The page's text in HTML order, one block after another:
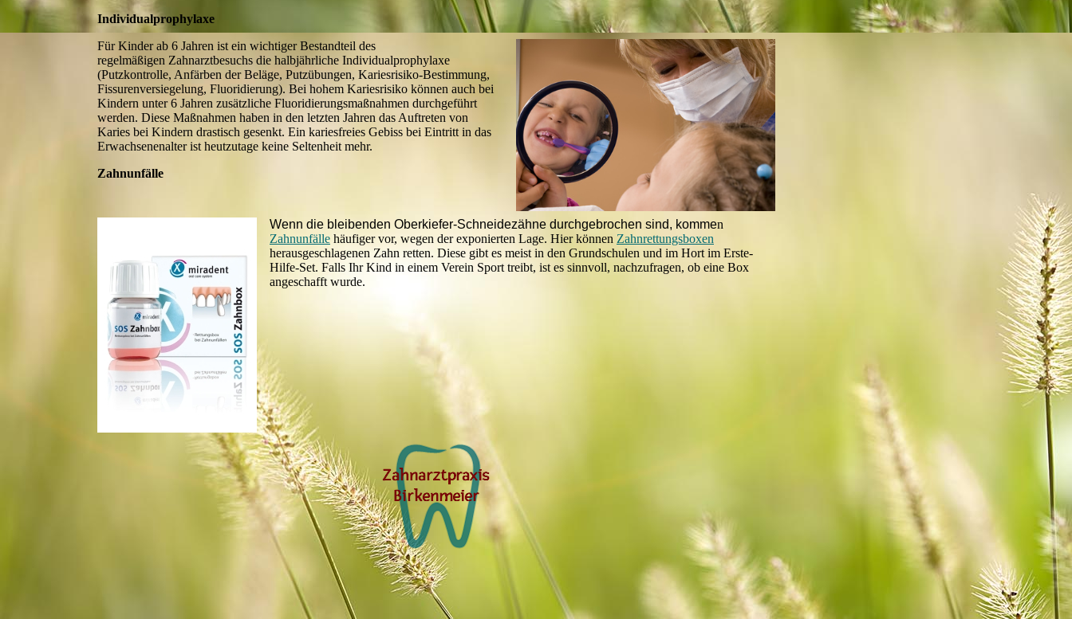
Individualprophylaxe
Für Kinder ab 6 Jahren ist ein wichtiger Bestandteil des
regelmäßigen Zahnarztbesuchs die halbjährliche Individualprophylaxe
(Putzkontrolle, Anfärben der Beläge, Putzübungen, Kariesrisiko-Bestimmung,
Fissurenversiegelung, Fluoridierung). Bei hohem Kariesrisiko können auch bei
Kindern unter 6 Jahren zusätzliche Fluoridierungsmaßnahmen durchgeführt
werden. Diese Maßnahmen haben in den letzten Jahren das Auftreten von
Karies bei Kindern drastisch gesenkt. Ein kariesfreies Gebiss bei Eintritt in das
Erwachsenenalter ist heutzutage keine Seltenheit mehr.
Zahnunfälle
Wenn die bleibenden Oberkiefer-Schneidezähne durchgebrochen sind, kommen
Zahnunfälle häufiger vor, wegen der exponierten Lage. Hier können Zahnrettungsboxen
herausgeschlagenen Zahn retten. Diese gibt es meist in den Grundschulen und im Hort im Erste-
Hilfe-Set. Falls Ihr Kind in einem Verein Sport treibt, ist es sinnvoll, nachzufragen, ob eine Box
angeschafft wurde.